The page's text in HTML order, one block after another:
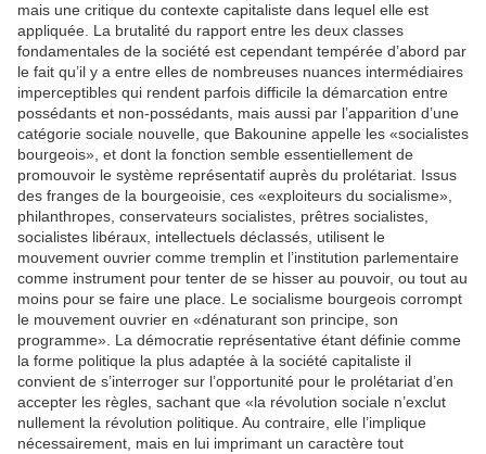
mais une critique du contexte capitaliste dans lequel elle est
appliquée. La brutalité du rapport entre les deux classes
fondamentales de la société est cependant tempérée d’abord par
le fait qu’il y a entre elles de nombreuses nuances intermédiaires
imperceptibles qui rendent parfois difficile la démarcation entre
possédants et non-possédants, mais aussi par l’apparition d’une
catégorie sociale nouvelle, que Bakounine appelle les «socialistes
bourgeois», et dont la fonction semble essentiellement de
promouvoir le système représentatif auprès du prolétariat. Issus
des franges de la bourgeoisie, ces «exploiteurs du socialisme»,
philanthropes, conservateurs socialistes, prêtres socialistes,
socialistes libéraux, intellectuels déclassés, utilisent le
mouvement ouvrier comme tremplin et l’institution parlementaire
comme instrument pour tenter de se hisser au pouvoir, ou tout au
moins pour se faire une place. Le socialisme bourgeois corrompt
le mouvement ouvrier en «dénaturant son principe, son
programme». La démocratie représentative étant définie comme
la forme politique la plus adaptée à la société capitaliste il
convient de s’interroger sur l’opportunité pour le prolétariat d’en
accepter les règles, sachant que «la révolution sociale n’exclut
nullement la révolution politique. Au contraire, elle l’implique
nécessairement, mais en lui imprimant un caractère tout